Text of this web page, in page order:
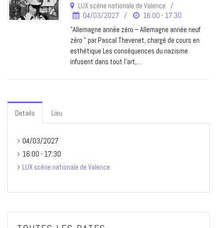
LUX scène nationale de Valence
04/03/2027
16:00 - 17:30
"Allemagne année zéro – Allemagne année neuf
zéro " par Pascal Thevenet, chargé de cours en
esthétique Les conséquences du nazisme
infusent dans tout l’art,…
Details Lieu
04/03/2027
16:00 - 17:30
LUX scène nationale de Valence